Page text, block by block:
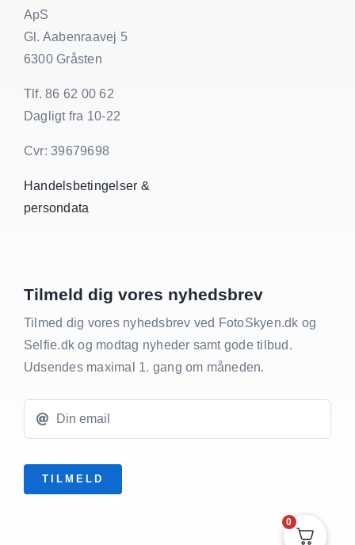
ApS
Gl. Aabenraavej 5
6300 Gråsten
Tlf. 86 62 00 62
Dagligt fra 10-22
Cvr: 39679698
Handelsbetingelser &
persondata
Tilmeld dig vores nyhedsbrev
Tilmed dig vores nyhedsbrev ved FotoSkyen.dk og
Selfie.dk og modtag nyheder samt gode tilbud.
Udsendes maximal 1. gang om måneden.
TILMELD
0